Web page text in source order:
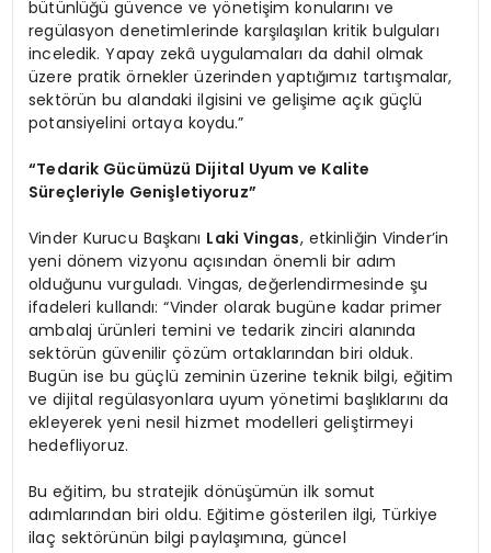
bütünlüğü güvence ve yönetişim konularını ve
regülasyon denetimlerinde karşılaşılan kritik bulguları
inceledik. Yapay zekâ uygulamaları da dahil olmak
üzere pratik örnekler üzerinden yaptığımız tartışmalar,
sektörün bu alandaki ilgisini ve gelişime açık güçlü
potansiyelini ortaya koydu.”
“Tedarik Gücümüzü Dijital Uyum ve Kalite
Süreçleriyle Genişletiyoruz”
Vinder Kurucu Başkanı Laki Vingas, etkinliğin Vinder’in
yeni dönem vizyonu açısından önemli bir adım
olduğunu vurguladı. Vingas, değerlendirmesinde şu
ifadeleri kullandı: “Vinder olarak bugüne kadar primer
ambalaj ürünleri temini ve tedarik zinciri alanında
sektörün güvenilir çözüm ortaklarından biri olduk.
Bugün ise bu güçlü zeminin üzerine teknik bilgi, eğitim
ve dijital regülasyonlara uyum yönetimi başlıklarını da
ekleyerek yeni nesil hizmet modelleri geliştirmeyi
hedefliyoruz.
Bu eğitim, bu stratejik dönüşümün ilk somut
adımlarından biri oldu. Eğitime gösterilen ilgi, Türkiye
ilaç sektörünün bilgi paylaşımına, güncel